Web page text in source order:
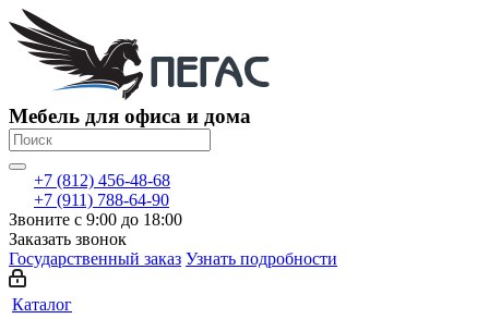
Мебель для офиса и дома
+7 (812) 456-48-68
+7 (911) 788-64-90
Звоните с 9:00 до 18:00
Заказать звонок
Государственный заказ Узнать подробности
Каталог